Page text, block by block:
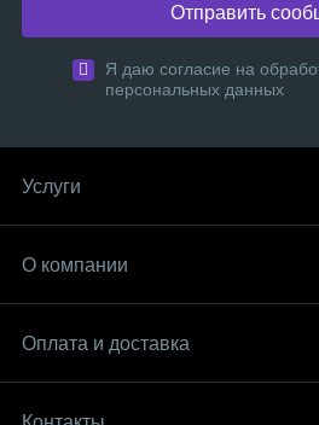
Отправить
Я даю согласие на
персональных данных
Услуги
О компании
Оплата и доставка